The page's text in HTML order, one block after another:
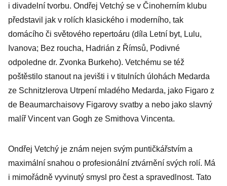
i divadelní tvorbu. Ondřej Vetchý se v Činoherním klubu
představil jak v rolích klasického i moderního, tak
domácího či světového repertoáru (díla Letní byt, Lulu,
Ivanova; Bez roucha, Hadrián z Římsů, Podivné
odpoledne dr. Zvonka Burkeho). Vetchému se též
poštěstilo stanout na jevišti i v titulních úlohách Medarda
ze Schnitzlerova Utrpení mladého Medarda, jako Figaro z
de Beaumarchaisovy Figarovy svatby a nebo jako slavný
malíř Vincent van Gogh ze Smithova Vincenta.
Ondřej Vetchý je znám nejen svým puntičkářstvím a
maximální snahou o profesionální ztvárnění svých rolí. Má
i mimořádně vyvinutý smysl pro čest a spravedlnost. Tato